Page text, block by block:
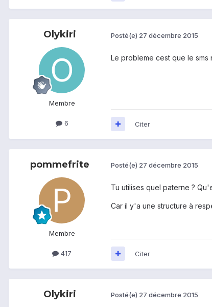
Olykiri
Membre
6
Posté(e) 27 décembre 2015
Le probleme cest que le sms
Citer
pommefrite
Membre
417
Posté(e) 27 décembre 2015
Tu utilises quel paterne ?
Car il y'a une structure à
Citer
Olykiri Posté(e) 27 décembre 2015